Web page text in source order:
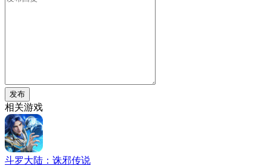
发布
相关游戏
斗罗大陆：诛邪传说